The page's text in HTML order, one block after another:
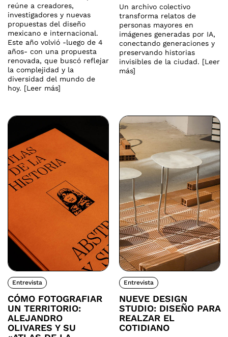
reúne a creadores,
investigadores y nuevas
propuestas del diseño
mexicano e internacional.
Este año volvió -luego de 4
años- con una propuesta
renovada, que buscó reflejar
la complejidad y la
diversidad del mundo de
hoy. [Leer más]
Un archivo colectivo
transforma relatos de
personas mayores en
imágenes generadas por IA,
conectando generaciones y
preservando historias
invisibles de la ciudad. [Leer
más]
Entrevista
CÓMO FOTOGRAFIAR
UN TERRITORIO:
ALEJANDRO
OLIVARES Y SU
Entrevista
NUEVE DESIGN
STUDIO: DISEÑO PARA
REALZAR EL
COTIDIANO